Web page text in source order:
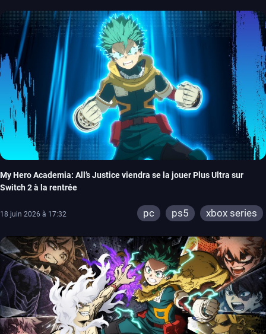
My Hero Academia: All’s Justice viendra se la jouer Plus Ultra sur
Switch 2 à la rentrée
18 juin 2026 à 17:32 pc ps5 xbox series